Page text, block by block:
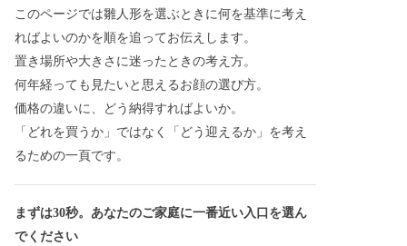
このページでは雛人形を選ぶときに何を基準に考え
ればよいのかを順を追ってお伝えします。
置き場所や大きさに迷ったときの考え方。
何年経っても見たいと思えるお顔の選び方。
価格の違いに、どう納得すればよいか。
「どれを買うか」ではなく「どう迎えるか」を考え
るための一頁です。
まずは30秒。あなたのご家庭に一番近い入口を選ん
でください